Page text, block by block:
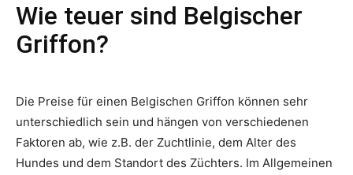
Wie teuer sind Belgischer
Griffon?
Die Preise für einen Belgischen Griffon können sehr
unterschiedlich sein und hängen von verschiedenen
Faktoren ab, wie z.B. der Zuchtlinie, dem Alter des
Hundes und dem Standort des Züchters. Im Allgemeinen